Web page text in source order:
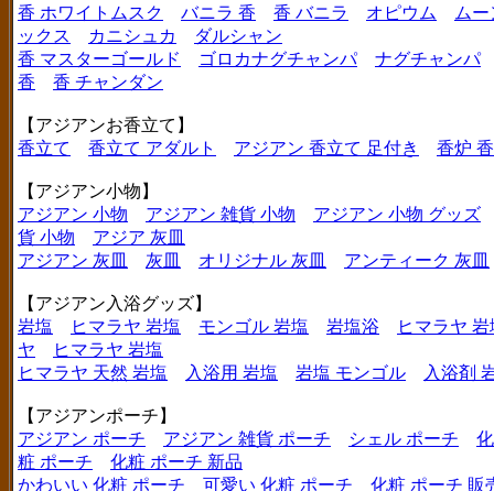
香 ホワイトムスク
バニラ 香 香 バニラ オピウム
ムー
ックス
カニシュカ
ダルシャン
香 マスターゴールド
ゴロカナグチャンパ
ナグチャンパ
香
香 チャンダン
【アジアンお香立て】
香立て
香立て アダルト アジアン 香立て 足付き 香炉
【アジアン小物】
アジアン 小物
アジアン 雑貨 小物
アジアン 小物 グッズ
貨 小物
アジア 灰皿
アジアン 灰皿
灰皿 オリジナル 灰皿 アンティーク 灰皿
【アジアン入浴グッズ】
岩塩
ヒマラヤ 岩塩 モンゴル 岩塩 岩塩浴
ヒマラヤ
ヤ
ヒマラヤ 岩塩
ヒマラヤ 天然 岩塩
入浴用 岩塩 岩塩 モンゴル 入浴剤
【アジアンポーチ】
アジアン ポーチ
アジアン 雑貨 ポーチ シェル ポーチ
粧 ポーチ
化粧 ポーチ 新品
かわいい 化粧 ポーチ
可愛い 化粧 ポーチ 化粧 ポーチ 販